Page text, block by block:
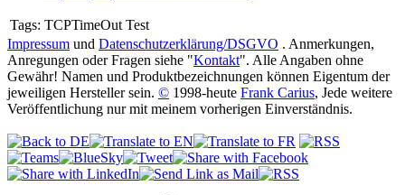
Tags: TCPTimeOut Test
Impressum und Datenschutzerklärung/DSGVO . Anmerkungen,
Anregungen oder Fragen siehe "Kontakt". Alle Angaben ohne
Gewähr! Namen und Produktbezeichnungen können Eigentum der
jeweiligen Hersteller sein. © 1998-heute Frank Carius, Jede weitere
Veröffentlichung nur mit meinem vorherigen Einverständnis.